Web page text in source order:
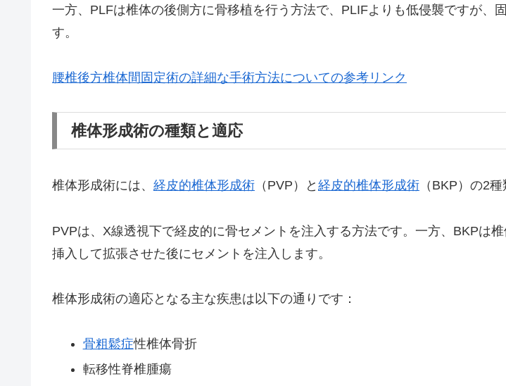
一方、PLFは椎体の後側方に骨移植を行う方法で、PLIFよりも低侵襲ですが、
す。
腰椎後方椎体間固定術の詳細な手術方法についての参考リンク
椎体形成術の種類と適応
椎体形成術には、 経皮的椎体形成術 （PVP）と 経皮的椎体形成術 （BKP）の2
PVPは、X線透視下で経皮的に骨セメントを注入する方法です。一方、BKPは
挿入して拡張させた後にセメントを注入します。
椎体形成術の適応となる主な疾患は以下の通りです：
骨粗鬆症性椎体骨折
転移性脊椎腫瘍